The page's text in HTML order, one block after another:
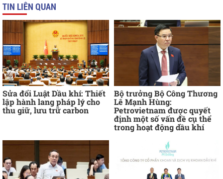
TIN LIÊN QUAN
Sửa đổi Luật Dầu khí: Thiết
lập hành lang pháp lý cho
thu giữ, lưu trữ carbon
Bộ trưởng Bộ Công Thương
Lê Mạnh Hùng:
Petrovietnam được quyết
định một số vấn đề cụ thể
trong hoạt động dầu khí